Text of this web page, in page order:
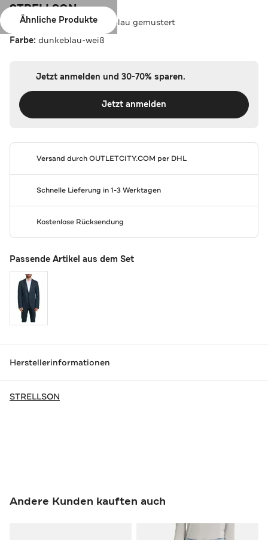
Ähnliche Produkte
STRELLSON
Stoffhose 'Kynd2' dunkelblau gemustert
Farbe: dunkeblau-weiß
Jetzt anmelden und 30-70% sparen.
Jetzt anmelden
Versand durchOUTLETCITY.COM per DHL
Schnelle Lieferung in 1-3 Werktagen
Kostenlose Rücksendung
Passende Artikel aus dem Set
Herstellerinformationen
STRELLSON
Andere Kunden kauften auch